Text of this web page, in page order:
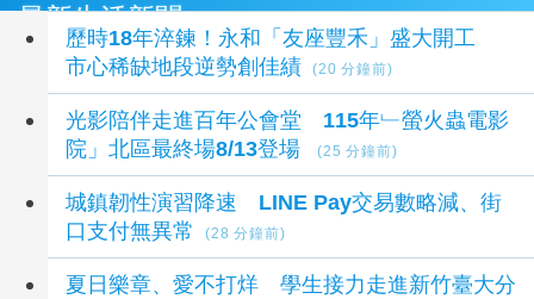
最新生活新聞
歷時18年淬鍊！永和「友座豐禾」盛大開工
市心稀缺地段逆勢創佳績
(20 分鐘前)
光影陪伴走進百年公會堂 115年﹂螢火蟲電影
院」北區最終場8/13登場
(25 分鐘前)
城鎮韌性演習降速 LINE Pay交易數略減、街
口支付無異常
(28 分鐘前)
夏日樂章、愛不打烊 學生接力走進新竹臺大分